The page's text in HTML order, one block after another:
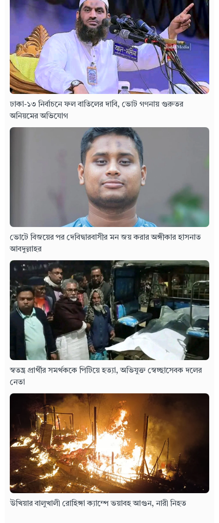
ঢাকা-১৩ নির্বাচনে ফল বাতিলের দাবি, ভোট গণনায় গুরুতর
অনিয়মের অভিযোগ
ভোটে বিজয়ের পর দেবিদ্বারবাসীর মন জয় করার অঙ্গীকার হাসনাত
আবদুল্লাহর
স্বতন্ত্র প্রার্থীর সমর্থককে পিটিয়ে হত্যা, অভিযুক্ত স্বেচ্ছাসেবক দলের
নেতা
উখিয়ার বালুখালী রোহিঙ্গা ক্যাম্পে ভয়াবহ আগুন, নারী নিহত